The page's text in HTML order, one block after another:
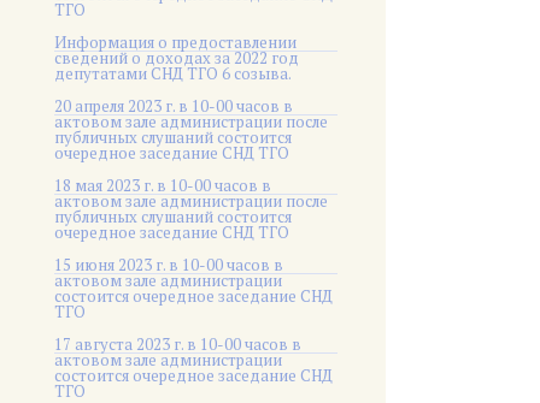
ТГО
Информация о предоставлении
сведений о доходах за 2022 год
депутатами СНД ТГО 6 созыва.
20 апреля 2023 г. в 10-00 часов в
актовом зале администрации после
публичных слушаний состоится
очередное заседание СНД ТГО
18 мая 2023 г. в 10-00 часов в
актовом зале администрации после
публичных слушаний состоится
очередное заседание СНД ТГО
15 июня 2023 г. в 10-00 часов в
актовом зале администрации
состоится очередное заседание СНД
ТГО
17 августа 2023 г. в 10-00 часов в
актовом зале администрации
состоится очередное заседание СНД
ТГО